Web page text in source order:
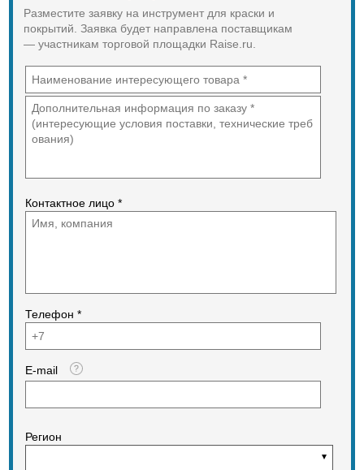
Разместите заявку на инструмент для краски и
покрытий. Заявка будет направлена поставщикам
— участникам торговой площадки Raise.ru.
Контактное лицо *
Телефон *
E-mail
Регион